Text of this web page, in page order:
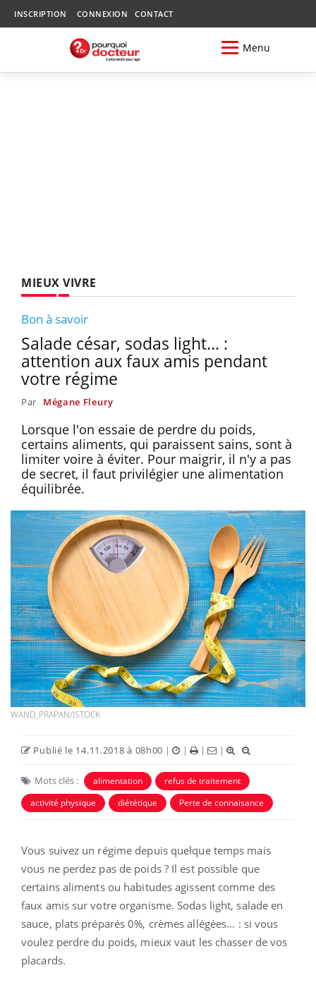
INSCRIPTION CONNEXION CONTACT
Menu
MIEUX VIVRE
Bon à savoir
Salade césar, sodas light... :
attention aux faux amis pendant
votre régime
Par Mégane Fleury
Lorsque l'on essaie de perdre du poids,
certains aliments, qui paraissent sains, sont à
limiter voire à éviter. Pour maigrir, il n'y a pas
de secret, il faut privilégier une alimentation
équilibrée.
WAND_PRAPAN/ISTOCK
Publié le 14.11.2018 à 08h00 | | | |
Mots clés : alimentation
refus de traitement
activité physique
diététique Perte de connaisance
Vous suivez un régime depuis quelque temps mais
vous ne perdez pas de poids ? Il est possible que
certains aliments ou habitudes agissent comme des
faux amis sur votre organisme. Sodas light, salade en
sauce, plats préparés 0%, crèmes allégées... : si vous
voulez perdre du poids, mieux vaut les chasser de vos
placards.